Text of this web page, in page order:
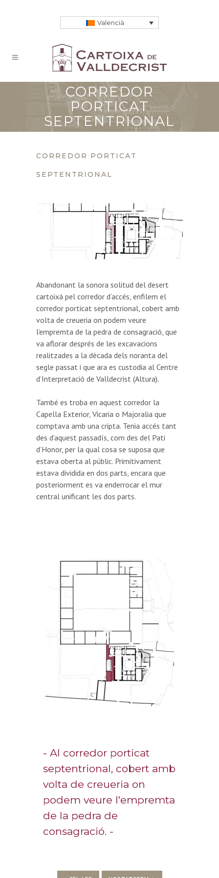
Valencià
CORREDOR
PORTICAT
SEPTENTRIONAL
CORREDOR PORTICAT
SEPTENTRIONAL
Abandonant la sonora solitud del desert
cartoixà pel corredor d’accés, enfilem el
corredor porticat septentrional, cobert amb
volta de creueria on podem veure
l’empremta de la pedra de consagració, que
va aflorar després de les excavacions
realitzades a la dècada dels noranta del
segle passat i que ara es custodia al Centre
d’Interpretació de Valldecrist (Altura).
També es troba en aquest corredor la
Capella Exterior, Vicaria o Majoralia que
comptava amb una cripta. Tenia accés tant
des d’aquest passadís, com des del Pati
d’Honor, per la qual cosa se suposa que
estava oberta al públic. Primitivament
estava dividida en dos parts, encara que
posteriorment es va enderrocar el mur
central unificant les dos parts.
- Al corredor porticat
septentrional, cobert amb
volta de creueria on
podem veure l'empremta
de la pedra de
consagració. -